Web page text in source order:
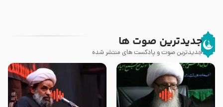
جدیدترین صوت ها
جدیدترین صوت و پادکست های منتشر شده